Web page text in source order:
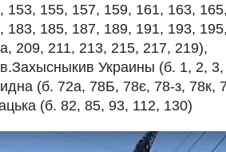
153, 155, 157, 159, 161, 163,
183, 185, 187, 189, 191, 193,
209, 211, 213, 215, 217, 219),
Украины (б. 1, 2,
(б. 72а, 78Б, 78є, 78-з, 78к,
(б. 82, 85, 93, 112, 130)